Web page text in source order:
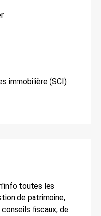
immobilière (SCI)
toutes les
de patrimoine,
conseils fiscaux, de